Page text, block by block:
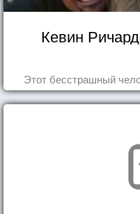
Кевин
Этот бесстрашный